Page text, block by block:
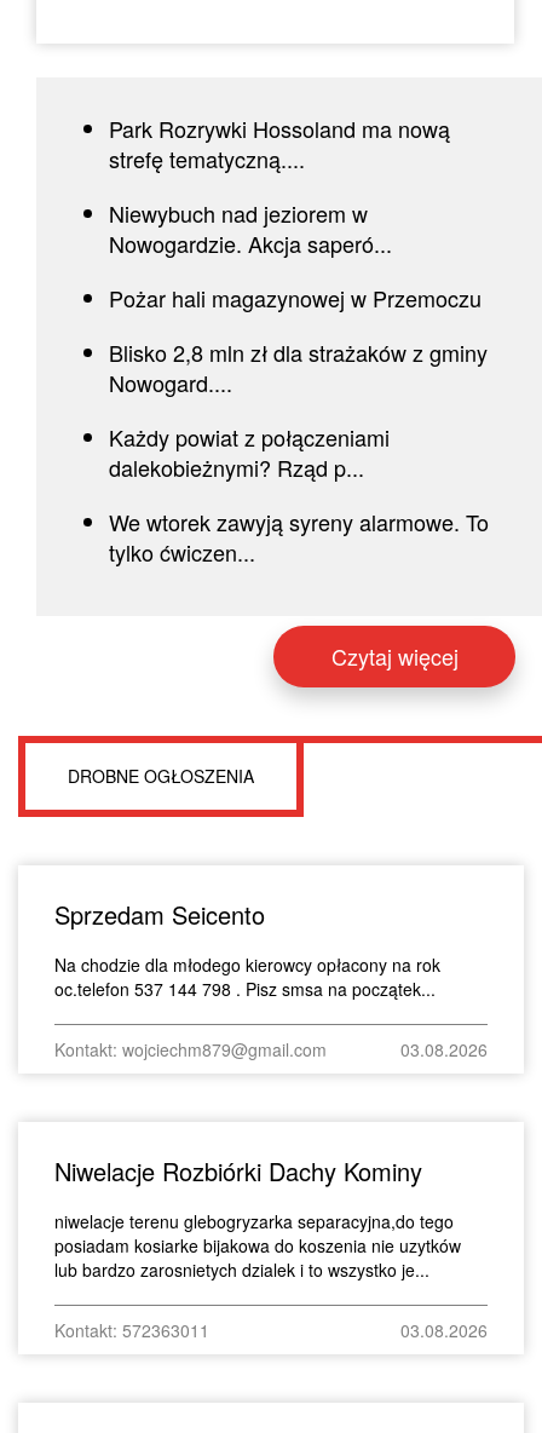
Park Rozrywki Hossoland ma nową
strefę tematyczną....
Niewybuch nad jeziorem w
Nowogardzie. Akcja saperó...
Pożar hali magazynowej w Przemoczu
Blisko 2,8 mln zł dla strażaków z gminy
Nowogard....
Każdy powiat z połączeniami
dalekobieżnymi? Rząd p...
We wtorek zawyją syreny alarmowe. To
tylko ćwiczen...
Czytaj więcej
DROBNE OGŁOSZENIA
Sprzedam Seicento
Na chodzie dla młodego kierowcy opłacony na rok
oc.telefon 537 144 798 . Pisz smsa na początek...
Kontakt: wojciechm879@gmail.com 03.08.2026
Niwelacje Rozbiórki Dachy Kominy
niwelacje terenu glebogryzarka separacyjna,do tego
posiadam kosiarke bijakowa do koszenia nie uzytków
lub bardzo zarosnietych dzialek i to wszystko je...
Kontakt: 572363011 03.08.2026